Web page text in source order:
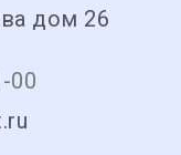
дом 26
00